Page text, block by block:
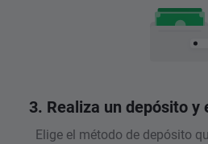
3. Realiza un depósito y
Elige el método de depósito